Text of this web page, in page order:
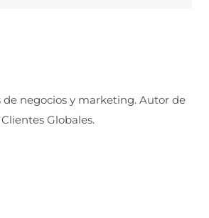
negocios y marketing. Autor de
Globales.